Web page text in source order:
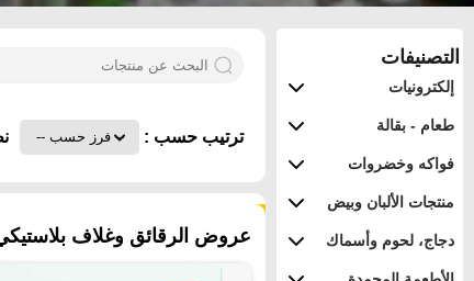
التصنيفات
إلكترونيات
طعام - بقالة
فواكه وخضروات
منتجات الألبان وبيض
دجاج، لحوم وأسماك
ترتيب حسب :
عروض الرقائق وغلاف